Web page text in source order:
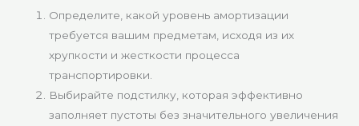
Определите, какой уровень амортизации
требуется вашим предметам, исходя из их
хрупкости и жесткости процесса
транспортировки.
Выбирайте подстилку, которая эффективно
заполняет пустоты без значительного увеличения